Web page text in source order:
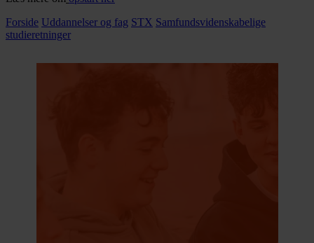
Forside Uddannelser og fag STX Samfundsvidenskabelige
studieretninger